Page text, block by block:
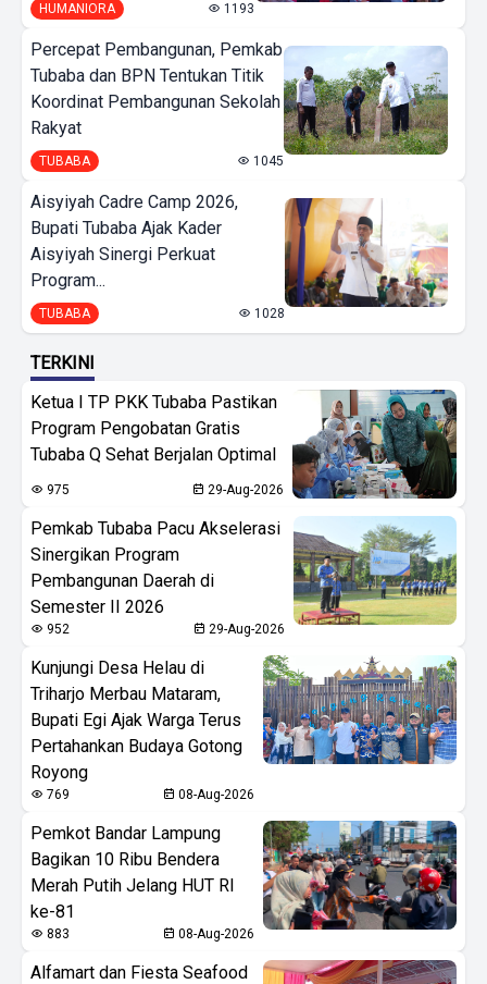
HUMANIORA 1193
Percepat Pembangunan, Pemkab
Tubaba dan BPN Tentukan Titik
Koordinat Pembangunan Sekolah
Rakyat
TUBABA 1045
Aisyiyah Cadre Camp 2026,
Bupati Tubaba Ajak Kader
Aisyiyah Sinergi Perkuat
Program...
TUBABA 1028
TERKINI
Ketua I TP PKK Tubaba Pastikan
Program Pengobatan Gratis
Tubaba Q Sehat Berjalan Optimal
975 29-Aug-2026
Pemkab Tubaba Pacu Akselerasi
Sinergikan Program
Pembangunan Daerah di
Semester II 2026
952 29-Aug-2026
Kunjungi Desa Helau di
Triharjo Merbau Mataram,
Bupati Egi Ajak Warga Terus
Pertahankan Budaya Gotong
Royong
769 08-Aug-2026
Pemkot Bandar Lampung
Bagikan 10 Ribu Bendera
Merah Putih Jelang HUT RI
ke-81
883 08-Aug-2026
Alfamart dan Fiesta Seafood